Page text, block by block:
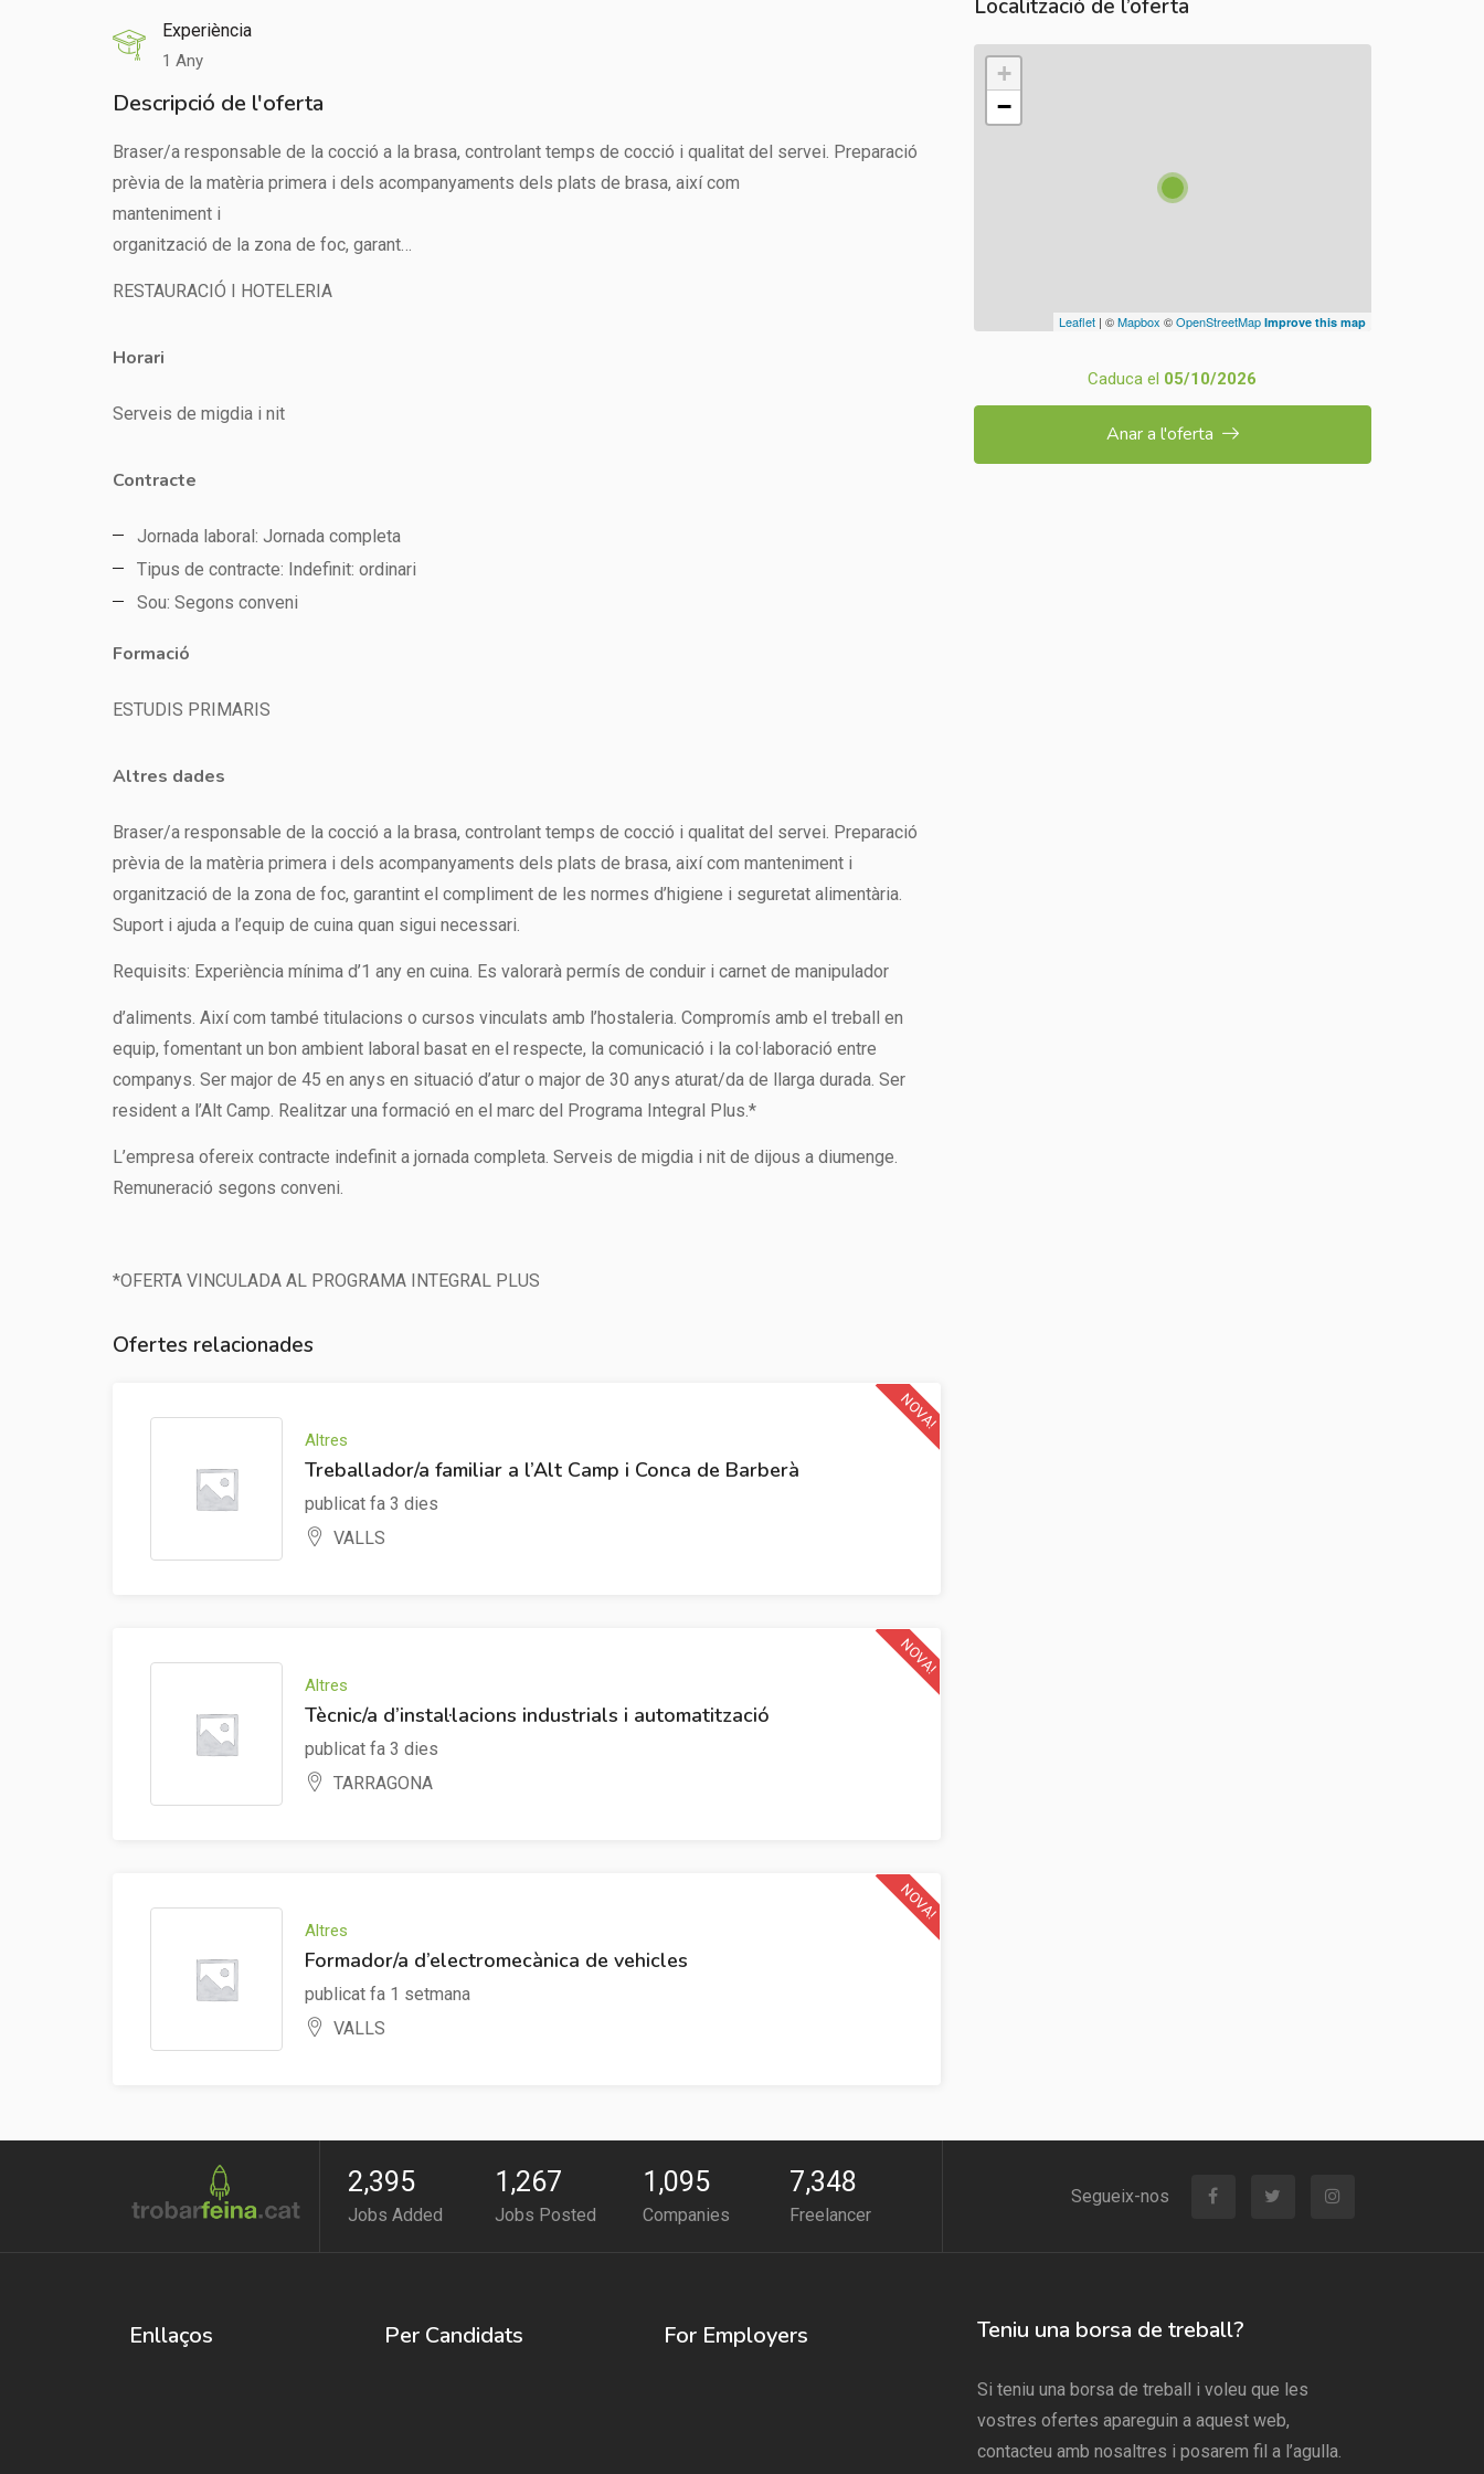
Experiència
1 Any
Descripció de l'oferta
Braser/a responsable de la cocció a la brasa, controlant temps de cocció i qualitat del servei. Preparació
prèvia de la matèria primera i dels acompanyaments dels plats de brasa, així com
manteniment i
organització de la zona de foc, garant…
RESTAURACIÓ I HOTELERIA
Horari
Serveis de migdia i nit
Contracte
Jornada laboral: Jornada completa
Tipus de contracte: Indefinit: ordinari
Sou: Segons conveni
Formació
ESTUDIS PRIMARIS
Altres dades
Braser/a responsable de la cocció a la brasa, controlant temps de cocció i qualitat del servei. Preparació
prèvia de la matèria primera i dels acompanyaments dels plats de brasa, així com manteniment i
organització de la zona de foc, garantint el compliment de les normes d’higiene i seguretat alimentària.
Suport i ajuda a l’equip de cuina quan sigui necessari.
Requisits: Experiència mínima d’1 any en cuina. Es valorarà permís de conduir i carnet de manipulador
d’aliments. Així com també titulacions o cursos vinculats amb l’hostaleria. Compromís amb el treball en
equip, fomentant un bon ambient laboral basat en el respecte, la comunicació i la col·laboració entre
companys. Ser major de 45 en anys en situació d’atur o major de 30 anys aturat/da de llarga durada. Ser
resident a l’Alt Camp. Realitzar una formació en el marc del Programa Integral Plus.*
L’empresa ofereix contracte indefinit a jornada completa. Serveis de migdia i nit de dijous a diumenge.
Remuneració segons conveni.
*OFERTA VINCULADA AL PROGRAMA INTEGRAL PLUS
Ofertes relacionades
Altres
Treballador/a familiar a l’Alt Camp i Conca de Barberà
publicat fa 3 dies
VALLS
NOVA!
Altres
Tècnic/a d’instal·lacions industrials i automatització
publicat fa 3 dies
TARRAGONA
NOVA!
Altres
Formador/a d’electromecànica de vehicles
publicat fa 1 setmana
VALLS
NOVA!
Localització de l’oferta
+
−
Leaflet| ©Mapbox ©OpenStreetMap Improve this map
Caduca el 05/10/2026
Anar a l'oferta
2,395
Jobs Added
1,267
Jobs Posted
1,095
Companies
7,348
Freelancer
Segueix-nos
Enllaços Per Candidats For Employers Teniu una borsa de treball?
Si teniu una borsa de treball i voleu que les
vostres ofertes apareguin a aquest web,
contacteu amb nosaltres i posarem fil a l’agulla.